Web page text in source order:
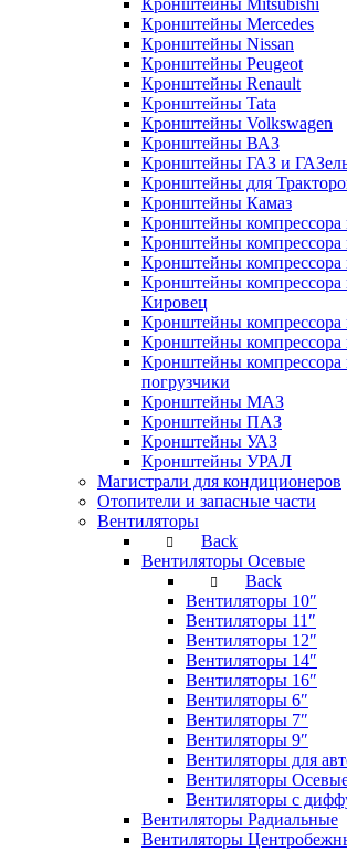
Кронштейны Mitsubishi
Кронштейны Mеrcedes
Кронштейны Nissan
Кронштейны Peugeot
Кронштейны Renault
Кронштейны Tata
Кронштейны Volkswagen
Кронштейны ВАЗ
Кронштейны ГАЗ и
Кронштейны для
Кронштейны Камаз
Кронштейны компрессора
Кронштейны
Кронштейны
Кронштейны компрессора
Кировец
Кронштейны
Кронштейны
Кронштейны компрессора
погрузчики
Кронштейны МАЗ
Кронштейны ПАЗ
Кронштейны УАЗ
Кронштейны УРАЛ
Магистрали для кондиционеров
Отопители и запасные части
Вентиляторы
Back
Вентиляторы Осевые
Back
Вентиляторы 10″
Вентиляторы 11″
Вентиляторы 12″
Вентиляторы 14″
Вентиляторы 16″
Вентиляторы 6″
Вентиляторы 7″
Вентиляторы 9″
Вентиляторы для
Вентиляторы
Вентиляторы с
Вентиляторы Радиальные
Вентиляторы